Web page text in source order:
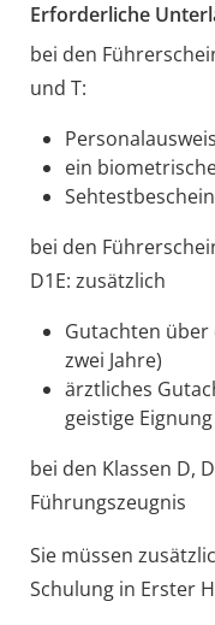
Erforderliche
bei den
und T:
ein
bei den
D1E: zusätzlich
Gutachten über
zwei Jahre)
ärztliches
geistige
bei den Klassen D,
Führungszeugnis
Sie müssen
Schulung in Erster